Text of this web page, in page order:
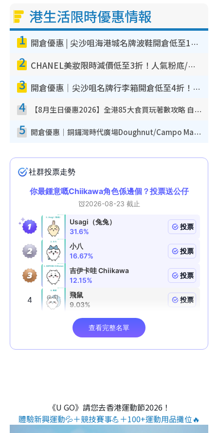
港生活限時優惠情報
1 開倉優惠 | 尖沙咀海港城名牌波鞋開倉低至1折！On鞋$899起／Joy&Peace鞋履$98起
2 CHANEL美妝限時減價低至3折！人氣粉底/唇膏/精華液低至$275！COCO香水都有平
3 開倉優惠｜尖沙咀名牌行李箱開倉低至4折！一連5日 American Tourister/ace./Hallmark $200起！
4 【8月生日優惠2026】全港85大食買玩著數攻略 自助餐/火鍋放題同行免費＋誠品/DONKI送現金券
5 開倉優惠｜銅鑼灣時代廣場Doughnut/Campo Marzio開倉低至1折！背囊、書包、手袋劈價$200起
《U GO》請您去香港運動節2026！
體驗新興運動💦＋競技賽事💪＋100+運動用品攤位🔥